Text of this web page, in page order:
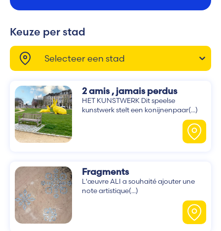
Keuze per stad
Selecteer een stad
2 amis , jamais perdus
HET KUNSTWERK Dit speelse
kunstwerk stelt een konijnenpaar(...)
Fragments
L'œuvre ALI a souhaité ajouter une
note artistique(...)